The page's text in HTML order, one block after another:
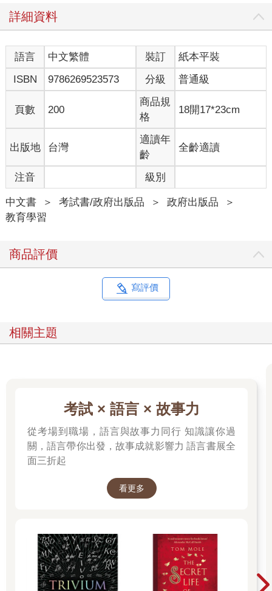
詳細資料
語言 中文繁體 裝訂
紙本平裝
ISBN
9786269523573 分級 普通級
頁數 200
商品規
格
18開17*23cm
出版地 台灣
適讀年
齡
全齡適讀
注音 級別
中文書 ＞ 考試書/政府出版品 ＞ 政府出版品
＞
教育學習
商品評價
寫評價
相關主題
考試 × 語言 × 故事力
從考場到職場，語言與故事力同行 知識讓你過
關，語言帶你出發，故事成就影響力 語言書展全
面三折起
看更多